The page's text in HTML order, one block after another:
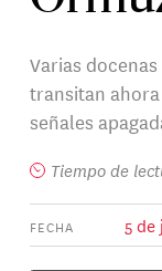
Varias
transitan
señales
Tiempo de
FECHA 5 de